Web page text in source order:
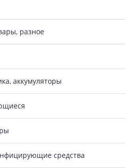
разное
аккумуляторы
средства